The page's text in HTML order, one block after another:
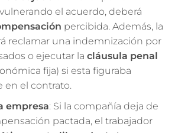
el acuerdo, deberá
percibida. Además, la
reclamar una indemnización por
o ejecutar la cláusula penal
fija) si esta figuraba
en el contrato.
empresa: Si la compañía deja de
pactada, el trabajador